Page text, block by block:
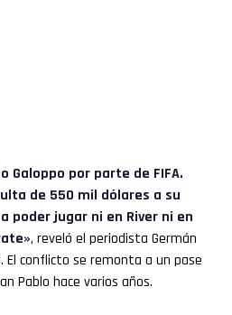
Galoppo por parte de FIFA.
de 550 mil dólares a su
poder jugar ni en River ni en
, reveló el periodista Germán
El conflicto se remonta a un pase
Pablo hace varios años.